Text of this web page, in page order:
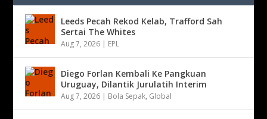
Leeds Pecah Rekod Kelab, Trafford Sah
Sertai The Whites
Aug 7, 2026 | EPL
Diego Forlan Kembali Ke Pangkuan
Uruguay, Dilantik Jurulatih Interim
Aug 7, 2026 | Bola Sepak, Global